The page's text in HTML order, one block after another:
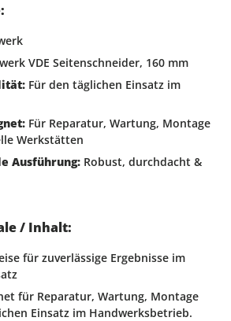
VDE Seitenschneider, 160 mm
Für den täglichen Einsatz im
Für Reparatur, Wartung, Montage
Werkstätten
Ausführung: Robust, durchdacht &
/ Inhalt:
für zuverlässige Ergebnisse im
für Reparatur, Wartung, Montage
Einsatz im Handwerksbetrieb.